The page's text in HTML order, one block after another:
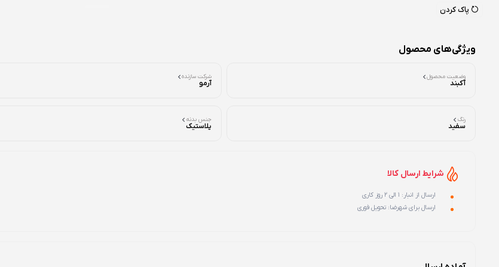
پاک کردن
ویژگی‌های محصول
وضعیت محصول
آکبند
شرکت سازنده
آرمو
رنگ
سفید
جنس بدنه
پلاستیک
شرایط ارسال کالا
ارسال از انبار: 1 الی 2 روز کاری
ارسال برای شهرضا: تحویل فوری